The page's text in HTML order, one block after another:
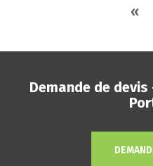
«
Demande de